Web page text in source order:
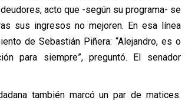
acto que -según su programa- se
sus ingresos no mejoren. En esa línea
de Sebastián Piñera: “Alejandro, es o
para siempre”, preguntó. El senador
también marcó un par de matices.